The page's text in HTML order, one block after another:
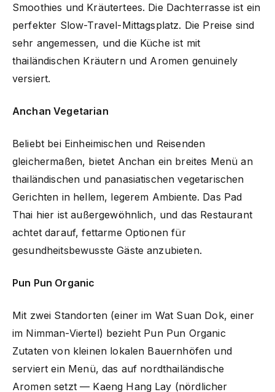
Smoothies und Kräutertees. Die Dachterrasse ist ein
perfekter Slow-Travel-Mittagsplatz. Die Preise sind
sehr angemessen, und die Küche ist mit
thailändischen Kräutern und Aromen genuinely
versiert.
Anchan Vegetarian
Beliebt bei Einheimischen und Reisenden
gleichermaßen, bietet Anchan ein breites Menü an
thailändischen und panasiatischen vegetarischen
Gerichten in hellem, legerem Ambiente. Das Pad
Thai hier ist außergewöhnlich, und das Restaurant
achtet darauf, fettarme Optionen für
gesundheitsbewusste Gäste anzubieten.
Pun Pun Organic
Mit zwei Standorten (einer im Wat Suan Dok, einer
im Nimman-Viertel) bezieht Pun Pun Organic
Zutaten von kleinen lokalen Bauernhöfen und
serviert ein Menü, das auf nordthailändische
Aromen setzt — Kaeng Hang Lay (nördlicher